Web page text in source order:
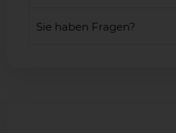
Sie haben Fragen?